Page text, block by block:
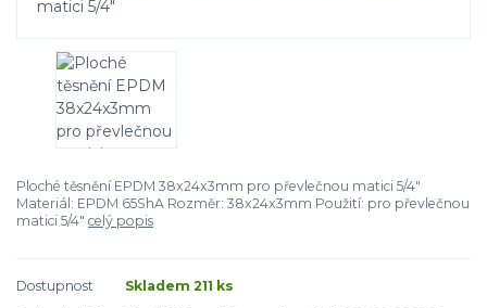
Ploché těsnění EPDM 38x24x3mm pro převlečnou matici 5/4"
Materiál: EPDM 65ShA Rozměr: 38x24x3mm Použití: pro převlečnou
matici 5/4" celý popis
Dostupnost
Skladem 211 ks